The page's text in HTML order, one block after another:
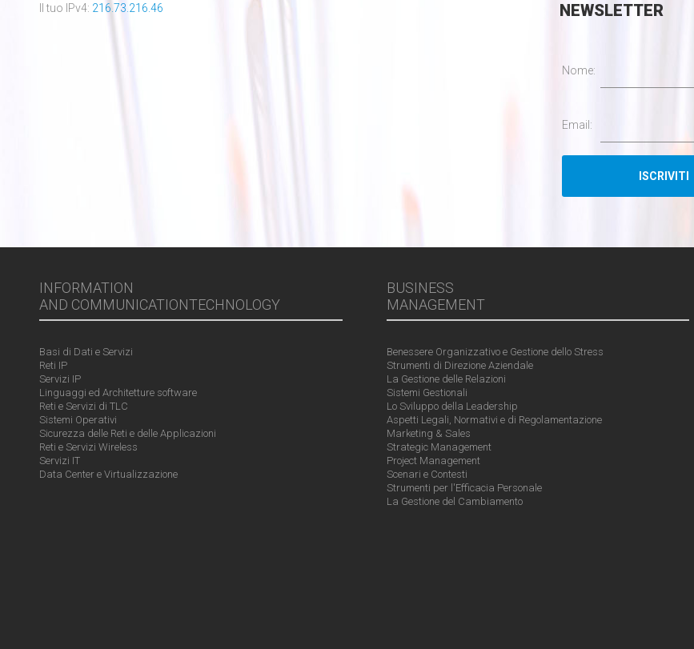
Il tuo IPv4: 216.73.216.46 NEWSLETTER
Nome:
Email:
INFORMATION
AND COMMUNICATIONTECHNOLOGY
Basi di Dati e Servizi
Reti IP
Servizi IP
Linguaggi ed Architetture software
Reti e Servizi di TLC
Sistemi Operativi
Sicurezza delle Reti e delle Applicazioni
Reti e Servizi Wireless
Servizi IT
Data Center e Virtualizzazione
BUSINESS
MANAGEMENT
Benessere Organizzativo e Gestione dello Stress
Strumenti di Direzione Aziendale
La Gestione delle Relazioni
Sistemi Gestionali
Lo Sviluppo della Leadership
Aspetti Legali, Normativi e di Regolamentazione
Marketing & Sales
Strategic Management
Project Management
Scenari e Contesti
Strumenti per l'Efficacia Personale
La Gestione del Cambiamento